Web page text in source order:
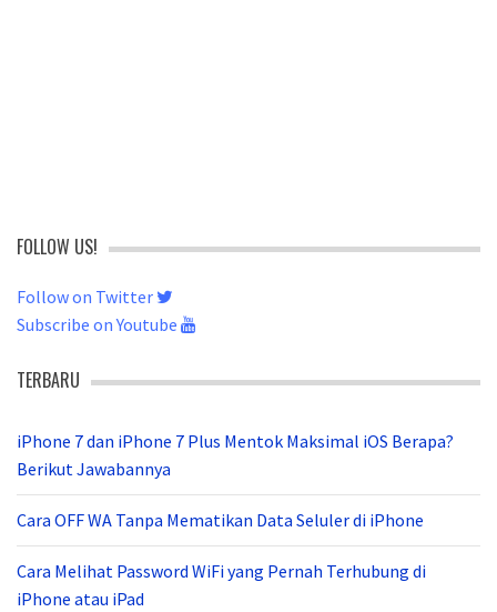
FOLLOW US!
Follow on Twitter
Subscribe on Youtube
TERBARU
iPhone 7 dan iPhone 7 Plus Mentok Maksimal iOS Berapa?
Berikut Jawabannya
Cara OFF WA Tanpa Mematikan Data Seluler di iPhone
Cara Melihat Password WiFi yang Pernah Terhubung di
iPhone atau iPad